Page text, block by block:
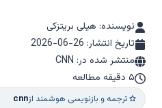
نویسنده: هیلی بریتزکی
تاریخ انتشار: 2026-06-26
منتشر شده در: CNN
۵ دقیقه مطالعه
ترجمه و بازنویسی هوشمند ازcnn